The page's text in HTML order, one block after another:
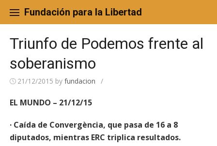
content
Fundación para la Libertad
Triunfo de Podemos frente al
soberanismo
21/12/2015 by fundacion /
EL MUNDO – 21/12/15
· Caída de Convergència, que pasa de 16 a 8
diputados, mientras ERC triplica resultados.